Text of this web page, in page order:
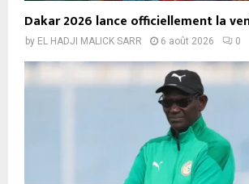
Dakar 2026 lance officiellement la
by EL HADJI MALICK SARR 6 août 2026 0